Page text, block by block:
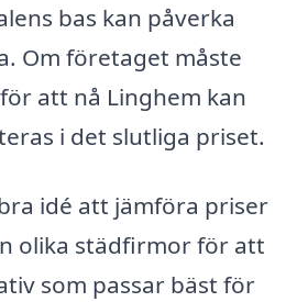
bas kan påverka
Om företaget måste
att nå Linghem kan
i det slutliga priset.
idé att jämföra priser
olika städfirmor för att
som passar bäst för